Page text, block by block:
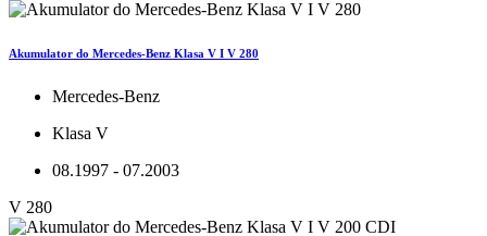
Akumulator do Mercedes-Benz Klasa V I V 280
Mercedes-Benz
Klasa V
08.1997 - 07.2003
V 280